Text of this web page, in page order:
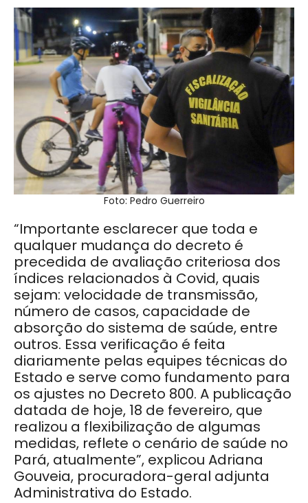
Foto: Pedro Guerreiro
“Importante esclarecer que toda e
qualquer mudança do decreto é
precedida de avaliação criteriosa dos
índices relacionados à Covid, quais
sejam: velocidade de transmissão,
número de casos, capacidade de
absorção do sistema de saúde, entre
outros. Essa verificação é feita
diariamente pelas equipes técnicas do
Estado e serve como fundamento para
os ajustes no Decreto 800. A publicação
datada de hoje, 18 de fevereiro, que
realizou a flexibilização de algumas
medidas, reflete o cenário de saúde no
Pará, atualmente”, explicou Adriana
Gouveia, procuradora-geral adjunta
Administrativa do Estado.